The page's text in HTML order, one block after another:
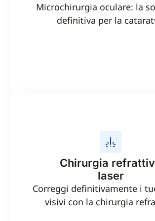
massima sicurezza per i pazienti e
alla vista, è preziosa e vedere mia
commossa per non aver mai visto in
Microchirurgia oculare: la
definitiva per la
Chirurgia
laser
Correggi definitivamente i
visivi con la chirurgia